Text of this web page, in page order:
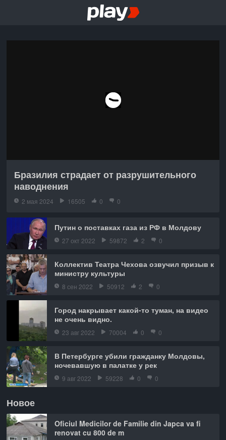
Бразилия страдает от разрушительного
наводнения
2 мая 2024 16505 0 0
Путин о поставках газа из РФ в Молдову
27 окт 2022 59872 2 0
Коллектив Театра Чехова озвучил призыв к
министру культуры
8 сен 2022 50912 2 0
Город накрывает какой-то туман, на видео
не очень видно.
23 авг 2022 70004 0 0
В Петербурге убили гражданку Молдовы,
ночевавшую в палатке у рек
9 авг 2022 59228 0 0
Новое
Oficiul Medicilor de Familie din Japca va fi
renovat cu 800 de m